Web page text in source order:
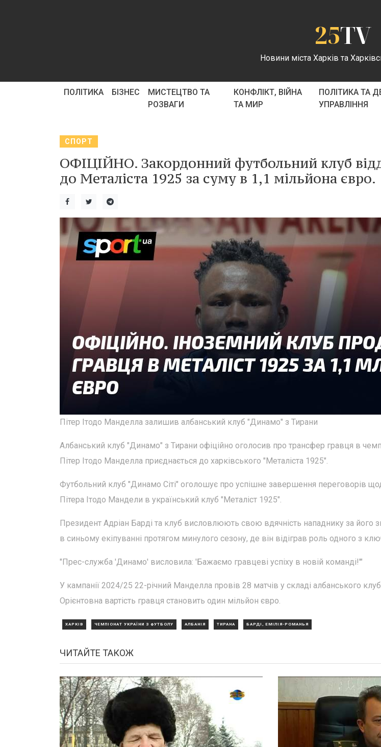
25TV
Новини міста Харків та
ПОЛІТИКА БІЗНЕС
МИСТЕЦТВО ТА
РОЗВАГИ
КОНФЛІКТ, ВІЙНА
ТА МИР
ПОЛІТИКА ТА
УПРАВЛІННЯ
СПОРТ
ОФІЦІЙНО. Закордонний футбольний клуб
до Металіста 1925 за суму в 1,1 мільйона євро.
Пітер Ітодо Манделла залишив албанський клуб "Динамо" з Тирани
Албанський клуб "Динамо" з Тирани офіційно оголосив про трансфер гравця в
Пітер Ітодо Манделла приєднається до харківського "Металіста 1925".
Футбольний клуб "Динамо Сіті" оголошує про успішне завершення переговорів
Пітера Ітодо Мандели в український клуб "Металіст 1925".
Президент Адріан Барді та клуб висловлюють свою вдячність нападнику за його
в синьому екіпуванні протягом минулого сезону, де він відіграв роль одного з
"Прес-служба 'Динамо' висловила: 'Бажаємо гравцеві успіху в новій команді!'"
У кампанії 2024/25 22-річний Манделла провів 28 матчів у складі албанського
Орієнтовна вартість гравця становить один мільйон євро.
ХАРКІВ ЧЕМПІОНАТ УКРАЇНИ З ФУТБОЛУ АЛБАНІЯ ТИРАНА БАРДІ, ЕМІЛІЯ-РОМАНЬЯ
ЧИТАЙТЕ ТАКОЖ